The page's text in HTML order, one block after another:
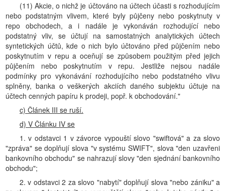
(11) Akcie, o nichž je účtováno na účtech účasti s rozhodujícím
nebo podstatným vlivem, které byly půjčeny nebo poskytnuty v
repo obchodech, a i nadále je vykonáván rozhodující nebo
podstatný vliv, se účtují na samostatných analytických účtech
syntetických účtů, kde o nich bylo účtováno před půjčením nebo
poskytnutím v repu a oceňují se způsobem použitým před jejich
půjčením nebo poskytnutím v repu. Jestliže nejsou nadále
podmínky pro vykonávání rozhodujícího nebo podstatného vlivu
splněny, banka o veškerých akciích daného subjektu účtuje na
účtech cenných papíru k prodeji, popř. k obchodování."
c) Článek III se ruší.
d) V Článku IV se
1. v odstavci 1 v závorce vypouští slovo "swiftová" a za slovo
"zpráva" se doplňují slova "v systému SWIFT", slova "den uzavřeni
bankovního obchodu" se nahrazují slovy "den sjednání bankovního
obchodu";
2. v odstavci 2 za slovo "nabytí" doplňují slova "nebo zániku" a